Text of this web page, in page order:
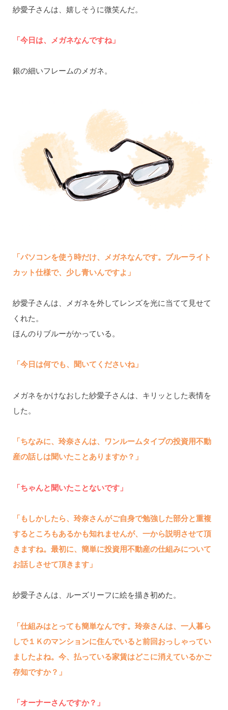
紗愛子さんは、嬉しそうに微笑んだ。
「今日は、メガネなんですね」
銀の細いフレームのメガネ。
「パソコンを使う時だけ、メガネなんです。ブルーライト
カット仕様で、少し青いんですよ」
紗愛子さんは、メガネを外してレンズを光に当てて見せて
くれた。
ほんのりブルーがかっている。
「今日は何でも、聞いてくださいね」
メガネをかけなおした紗愛子さんは、キリッとした表情を
した。
「ちなみに、玲奈さんは、ワンルームタイプの投資用不動
産の話しは聞いたことありますか？」
「ちゃんと聞いたことないです」
「もしかしたら、玲奈さんがご自身で勉強した部分と重複
するところもあるかも知れませんが、一から説明させて頂
きますね。最初に、簡単に投資用不動産の仕組みについて
お話しさせて頂きます」
紗愛子さんは、ルーズリーフに絵を描き初めた。
「仕組みはとっても簡単なんです。玲奈さんは、一人暮ら
しで１Ｋのマンションに住んでいると前回おっしゃってい
ましたよね。今、払っている家賃はどこに消えているかご
存知ですか？」
「オーナーさんですか？」